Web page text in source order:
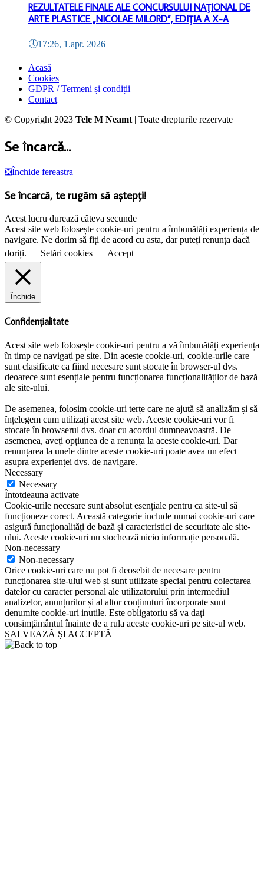
REZULTATELE FINALE ALE CONCURSULUI NAŢIONAL DE
ARTE PLASTICE „NICOLAE MILORD”, EDIŢIA A X-A
🕔17:26, 1.apr. 2026
Acasă
Cookies
GDPR / Termeni și condiții
Contact
© Copyright 2023 Tele M Neamt | Toate drepturile rezervate
Se încarcă...
❎Închide fereastra
Se încarcă, te rugăm să aștepți!
Acest lucru durează câteva secunde
Acest site web folosește cookie-uri pentru a îmbunătăți experiența de
navigare. Ne dorim să fiți de acord cu asta, dar puteți renunța dacă
doriți.
Setări cookies Accept
Închide
Confidențialitate
Acest site web folosește cookie-uri pentru a vă îmbunătăți experiența
în timp ce navigați pe site. Din aceste cookie-uri, cookie-urile care
sunt clasificate ca fiind necesare sunt stocate în browser-ul dvs.
deoarece sunt esențiale pentru funcționarea funcționalităților de bază
ale site-ului.
De asemenea, folosim cookie-uri terțe care ne ajută să analizăm și să
înțelegem cum utilizați acest site web. Aceste cookie-uri vor fi
stocate în browserul dvs. doar cu acordul dumneavoastră. De
asemenea, aveți opțiunea de a renunța la aceste cookie-uri. Dar
renunțarea la unele dintre aceste cookie-uri poate avea un efect
asupra experienței dvs. de navigare.
Necessary
Necessary
Întotdeauna activate
Cookie-urile necesare sunt absolut esențiale pentru ca site-ul să
funcționeze corect. Această categorie include numai cookie-uri care
asigură funcționalități de bază și caracteristici de securitate ale site-
ului. Aceste cookie-uri nu stochează nicio informație personală.
Non-necessary
Non-necessary
Orice cookie-uri care nu pot fi deosebit de necesare pentru
funcționarea site-ului web și sunt utilizate special pentru colectarea
datelor cu caracter personal ale utilizatorului prin intermediul
analizelor, anunțurilor și al altor conținuturi încorporate sunt
denumite cookie-uri inutile. Este obligatoriu să va dați
consimțământul înainte de a rula aceste cookie-uri pe site-ul web.
SALVEAZĂ ȘI ACCEPTĂ